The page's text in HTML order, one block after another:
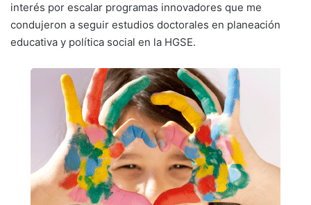
interés por escalar programas innovadores que me
condujeron a seguir estudios doctorales en planeación
educativa y política social en la HGSE.